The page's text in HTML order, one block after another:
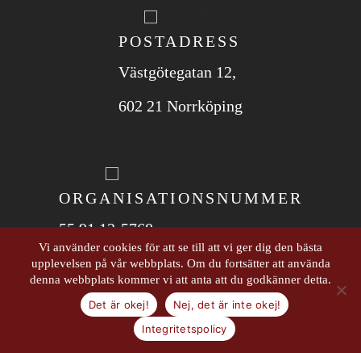
POSTADRESS
Västgötegatan 12,
602 21 Norrköping
ORGANISATIONS­NUMMER
55 91 13-5768
© 2026 Dina strategiska företagsutvecklare i
mellansverige. All Rights Reserved.
Vi använder cookies för att se till att vi ger dig den bästa
upplevelsen på vår webbplats. Om du fortsätter att använda
denna webbplats kommer vi att anta att du godkänner detta.
Det är okej!
Nej, det är inte okej!
Integritetspolicy